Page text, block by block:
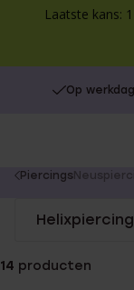
Laatste kans:
Op
You
here:
Piercings
14 producten